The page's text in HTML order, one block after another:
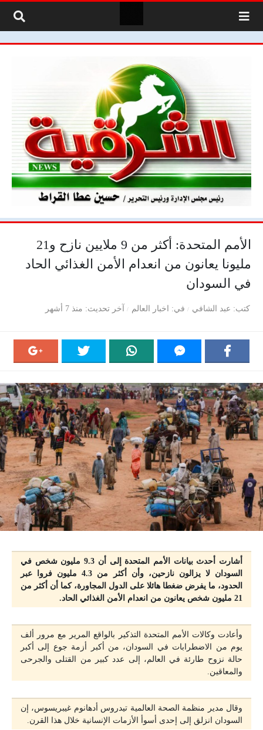
الأمم المتحدة: أكثر من 9 ملايين نازح و21
مليونا يعانون من انعدام الأمن الغذائي الحاد
في السودان
كتب عبد الشافي في اخبار العالم آخر تحديث منذ 7 أشهر
أشارت أحدث بيانات الأمم المتحدة إلى أن 9.3 مليون شخص في
السودان لا يزالون نازحين، وأن أكثر من 4.3 مليون فروا عبر
الحدود، ما يفرض ضغطا هائلا على الدول المجاورة، كما أن أكثر من
21 مليون شخص يعانون من انعدام الأمن الغذائي الحاد.
وأعادت وكالات الأمم المتحدة التذكير بالواقع المرير مع مرور ألف
يوم من الاضطرابات في السودان، من أكبر أزمة جوع إلى أكبر
حالة نزوح طارئة في العالم، إلى عدد كبير من القتلى والجرحى
والمعاقين.
وقال مدير منظمة الصحة العالمية تيدروس أدهانوم غيبريسوس، إن
السودان انزلق إلى إحدى أسوأ الأزمات الإنسانية خلال هذا القرن.